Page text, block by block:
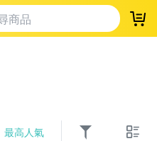
登
最高人氣